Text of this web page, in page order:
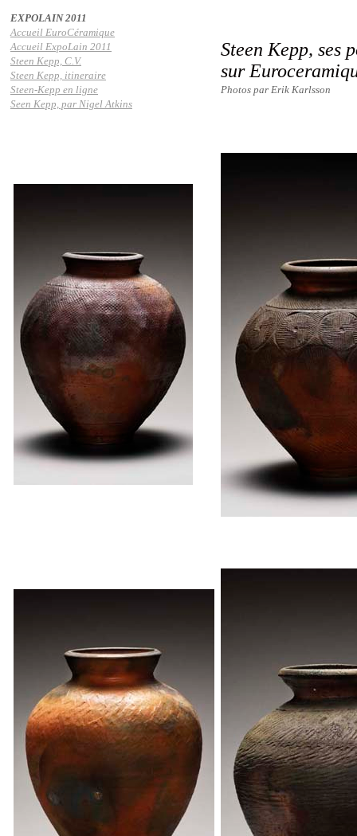
EXPOLAIN 2011
Accueil EuroCéramique
Accueil ExpoLain 2011
Steen Kepp, C.V.
Steen Kepp, itineraire
Steen-Kepp en ligne
Seen Kepp, par Nigel Atkins
Steen Kepp, ses
sur
Photos par Erik Karlsson